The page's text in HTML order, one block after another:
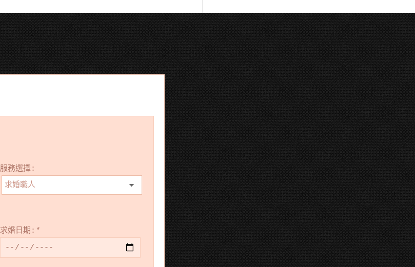
服務選擇:
求婚日期: *